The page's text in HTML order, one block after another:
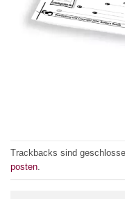
Trackbacks sind
posten